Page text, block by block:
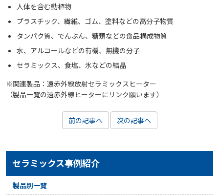
人体を含む動植物
プラスチック、繊維、ゴム、塗料などの高分子物質
タンパク質、でんぷん、糖類などの食品構成物質
水、アルコールなどの有機、無機の分子
セラミックス、食塩、氷などの結晶
※関連製品：遠赤外線放射セラミックスヒーター
（製品一覧の遠赤外線ヒーターにリンク願います）
前の記事へ 次の記事へ
セラミックス事例紹介
製品別一覧